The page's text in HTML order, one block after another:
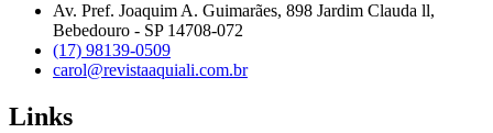
Av. Pref. Joaquim A. Guimarães, 898 Jardim Clauda ll,
Bebedouro - SP 14708-072
(17) 98139-0509
carol@revistaaquiali.com.br
Links